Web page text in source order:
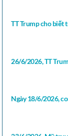
TT Trump cho biết
26/6/2026, TT
Ngày 18/6/2026,